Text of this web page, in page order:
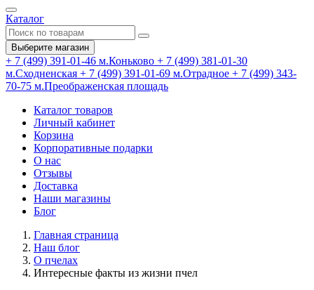
Каталог
Выберите магазин
+ 7 (499) 391-01-46 м.Коньково + 7 (499) 381-01-30
м.Сходненская + 7 (499) 391-01-69 м.Отрадное + 7 (499) 343-
70-75 м.Преображенская площадь
Каталог товаров
Личный кабинет
Корзина
Корпоративные подарки
О нас
Отзывы
Доставка
Наши магазины
Блог
Главная страница
Наш блог
О пчелах
Интересные факты из жизни пчел